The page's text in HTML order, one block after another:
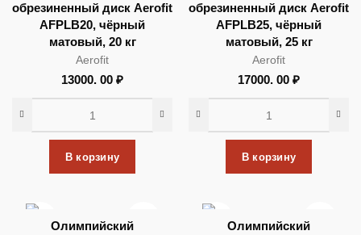
обрезиненный диск Aerofit
AFPLB20, чёрный
матовый, 20 кг
Aerofit
13000. 00 ₽
В корзину
обрезиненный диск Aerofit
AFPLB25, чёрный
матовый, 25 кг
Aerofit
17000. 00 ₽
В корзину
Олимпийский Олимпийский